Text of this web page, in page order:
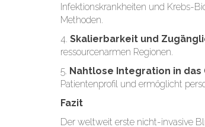
Infektionskrankheiten und Krebs-
Methoden.
4. Skalierbarkeit und
ressourcenarmen Regionen.
5. Nahtlose Integration in
Patientenprofil und ermöglicht
Fazit
Der weltweit erste nicht-invasive